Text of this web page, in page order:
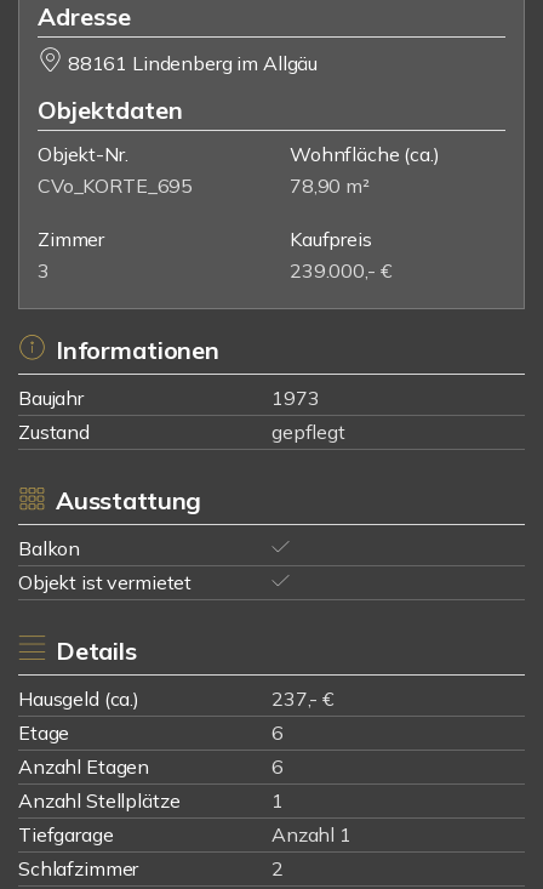
Adresse
88161 Lindenberg im Allgäu
Objektdaten
Objekt-Nr.
CVo_KORTE_695
Wohnfläche (ca.)
78,90 m²
Zimmer
3
Kaufpreis
239.000,- €
Informationen
Baujahr
1973
Zustand
gepflegt
Ausstattung
Balkon
Objekt ist vermietet
Details
Hausgeld (ca.)
237,- €
Etage
6
Anzahl Etagen
6
Anzahl Stellplätze
1
Tiefgarage
Anzahl 1
Schlafzimmer
2